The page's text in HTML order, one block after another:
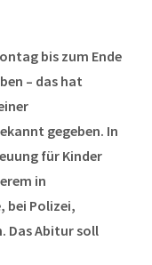
bis zum Ende
– das hat
gegeben. In
für Kinder
in
bei Polizei,
. Das Abitur soll